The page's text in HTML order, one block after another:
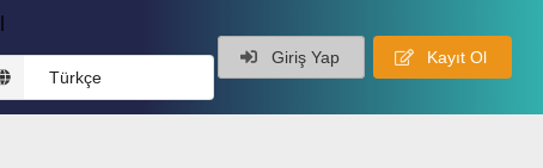
Türkçe
Giriş Yap Kayıt Ol